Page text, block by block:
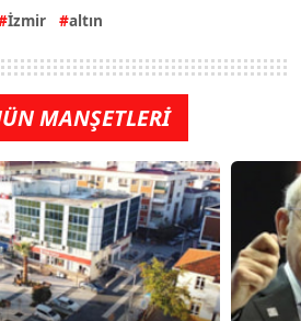
İzmir altın
MANŞETLERİ